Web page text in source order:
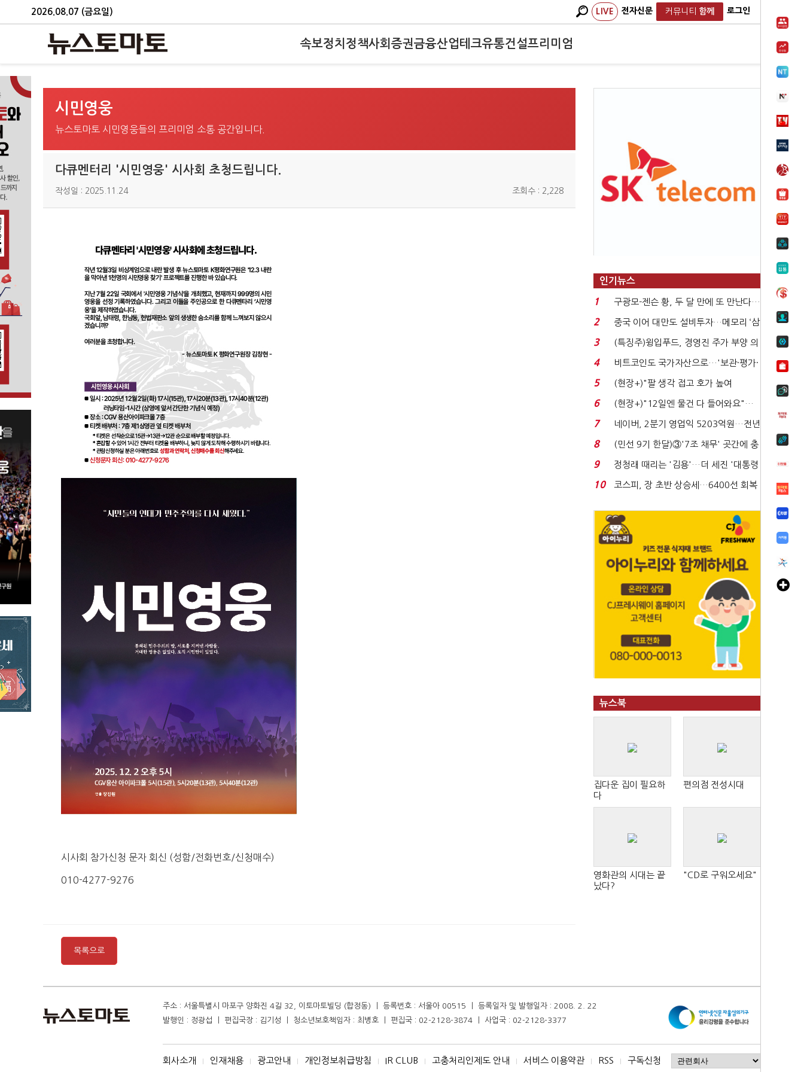
2026.08.07 (금요일) LIVE 전자신문 커뮤니티 함께 로그인
속보정치 정책사회 증권금융산업테크유통건설프리미엄
시민영웅
뉴스토마토 시민영웅들의 프리미엄 소통 공간입니다.
다큐멘터리 '시민영웅' 시사회 초청드립니다.
작성일 : 2025.11.24 조회수 : 2,228
시사회 참가신청 문자 회신 (성함/전화번호/신청매수)
010-4277-9276
목록으로
인기뉴스
1
구광모-젠슨 황, 두 달 만에 또 만난다…
로봇·AI 등 논...
2
중국 이어 대만도 설비투자…메모리 ‘삼
국전쟁’
3
(특징주)윙입푸드, 경영진 주가 부양 의
지에 상한가...
4
비트코인도 국가자산으로…'보관·평가·
처분' 기준은 ...
5
(현장+)"팔 생각 접고 호가 높여
요"…'덜 똘똘한 한 채' 20...
6
(현장+)"12일엔 물건 다 들어와요"…
빈 매대 채우며 문 연 ...
7
네이버, 2분기 영업익 5203억원…전년
비 0.2% 감소...
8
(민선 9기 한달)③'7조 채무' 곳간에 충
격…추미애, 20년...
9
정청래 때리는 '김용'…더 세진 '대통령
최측근' 입...
10
코스피, 장 초반 상승세…6400선 회복
뉴스북
집다운 집이 필요하
다
편의점 전성시대
영화관의 시대는 끝
났다?
"CD로 구워오세요"
주소 : 서울특별시 마포구 양화진 4길 32, 이토마토빌딩 (합정동) ㅣ 등록번호 : 서울아 00515 ㅣ 등록일자 및 발행일자 : 2008. 2. 22
발행인 : 정광섭 ㅣ 편집국장 : 김기성 ㅣ 청소년보호책임자 : 최병호 ㅣ 편집국 : 02-2128-3874 ㅣ 사업국 : 02-2128-3377
회사소개 I 인재채용 I 광고안내 I 개인정보취급방침 I IR CLUB I 고충처리인제도 안내 I 서비스 이용약관 I RSS I 구독신청